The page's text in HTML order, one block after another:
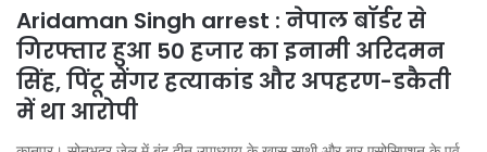
Aridaman Singh arrest : नेपाल बॉर्डर से
गिरफ्तार हुआ 50 हजार का इनामी अरिदमन
सिंह, पिंटू सेंगर हत्याकांड और अपहरण-डकैती
में था आरोपी